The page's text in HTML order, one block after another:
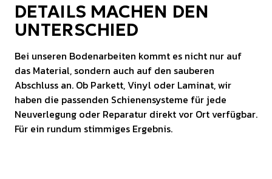
DETAILS MACHEN DEN
UNTERSCHIED
Bei unseren Bodenarbeiten kommt es nicht nur auf
das Material, sondern auch auf den sauberen
Abschluss an. Ob Parkett, Vinyl oder Laminat, wir
haben die passenden Schienensysteme für jede
Neuverlegung oder Reparatur direkt vor Ort verfügbar.
Für ein rundum stimmiges Ergebnis.